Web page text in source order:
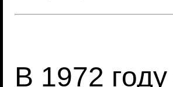
В 1972